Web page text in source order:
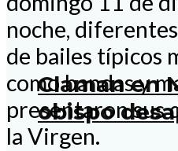
Claman en
obispo
noche,
de bailes típicos
como bandas y
presentaron sus
la Virgen.